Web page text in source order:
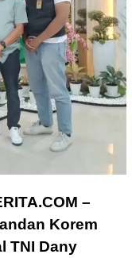
–
Korem
TNI Dany